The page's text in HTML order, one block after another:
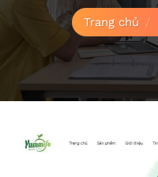
Trang chủ /